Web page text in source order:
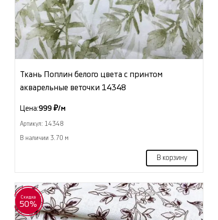
Ткань Поплин белого цвета с принтом
акварельные веточки 14348
Цена:999 ₽/м
Артикул: 14348
В наличии 3.70 м
В корзину
Скидка
50%